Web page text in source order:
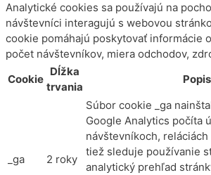
Analytické cookies sa používajú na
návštevníci interagujú s webovou
cookie pomáhajú poskytovať informácie
počet návštevníkov, miera odchodov,
Cookie
Dĺžka
trvania
Popis
_ga 2 roky
Súbor cookie _ga
Google Analytics počíta
návštevníkoch, reláciách
tiež sleduje používanie
analytický prehľad